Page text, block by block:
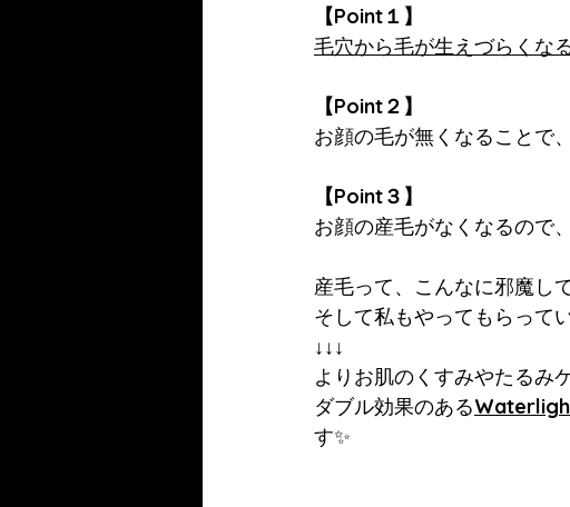
【Point１】
毛穴から毛が生えづらくなる
【Point２】
お顔の毛が無くなることで、
【Point３】
お顔の産毛がなくなるので
産毛って、こんなに邪魔し
そして私もやってもらって
↓↓↓
よりお肌のくすみやたるみ
ダブル効果のある
す✨